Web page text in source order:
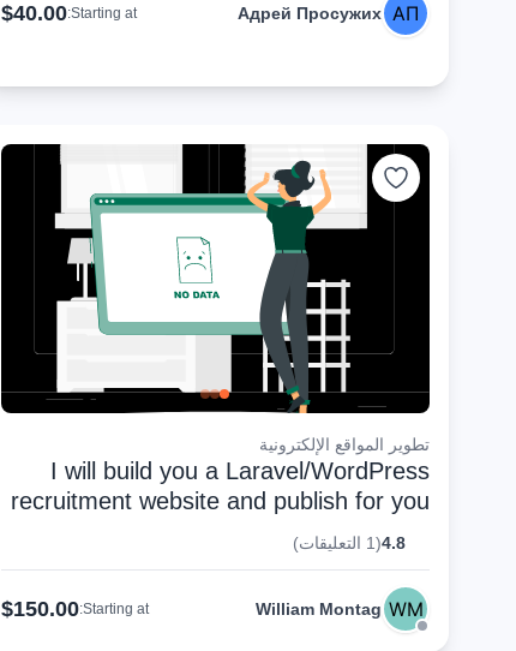
Адрей Просужих
Starting at:
$40.00
تطوير المواقع الإلكترونية
I will build you a Laravel/WordPress
recruitment website and publish for you
4.8(1 التعليقات)
William Montag
Starting at:
$150.00